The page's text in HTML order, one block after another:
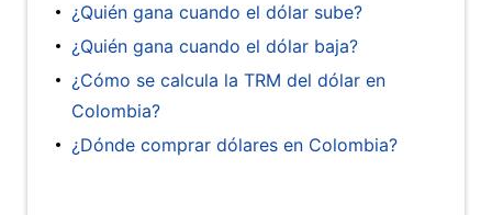
¿Quién gana cuando el dólar sube?
¿Quién gana cuando el dólar baja?
¿Cómo se calcula la TRM del dólar en
Colombia?
¿Dónde comprar dólares en Colombia?